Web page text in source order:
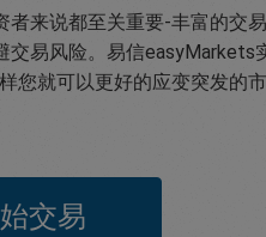
者来说都至关重要-丰富的交
交易风险。易信easyMarkets
您就可以更好的应变突发的
交易